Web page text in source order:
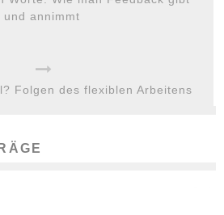
und annimmt
Folgen des flexiblen Arbeitens